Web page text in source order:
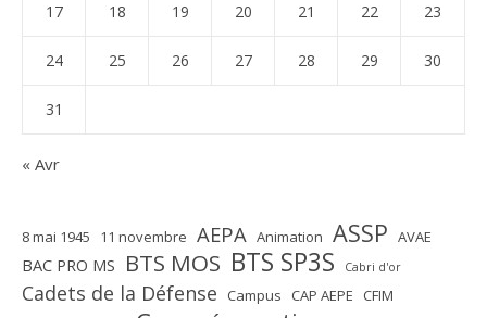
17 18 19 20 21 22 23
24 25 26 27 28 29 30
31
« Avr
8 mai 1945 11 novembre AEPA Animation ASSP AVAE
BAC PRO MS BTS MOS BTS SP3S Cabri d'or
Cadets de la Défense Campus CAP AEPE
CFIM